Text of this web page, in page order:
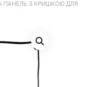
ПАНЕЛЬ З КРИШКОЮ ДЛЯ